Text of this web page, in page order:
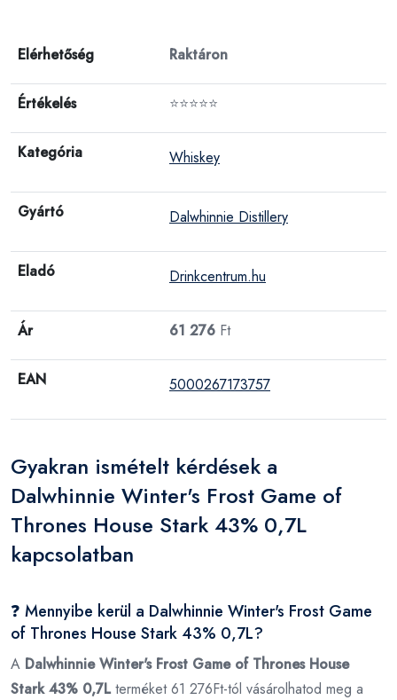
Elérhetőség Raktáron
Értékelés ⭐⭐⭐⭐⭐
Kategória Whiskey
Gyártó Dalwhinnie Distillery
Eladó Drinkcentrum.hu
Ár 61 276 Ft
EAN 5000267173757
Gyakran ismételt kérdések a
Dalwhinnie Winter's Frost Game of
Thrones House Stark 43% 0,7L
kapcsolatban
❓ Mennyibe kerül a Dalwhinnie Winter's Frost Game
of Thrones House Stark 43% 0,7L?
A Dalwhinnie Winter's Frost Game of Thrones House
Stark 43% 0,7Lterméket 61 276Ft-tól vásárolhatod meg a